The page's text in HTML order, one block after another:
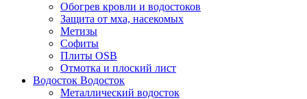
Обогрев кровли и водостоков
Защита от мха, насекомых
Метизы
Софиты
Плиты OSB
Отмотка и плоский лист
Водосток Водосток
Металлический водосток